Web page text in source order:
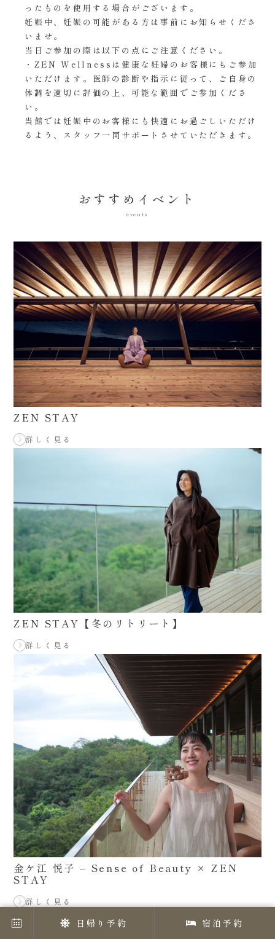
日帰り予約 宿泊予約
ったものを使用する場合がございます。
妊娠中、妊娠の可能がある方は事前にお知らせくださ
いませ。
当日ご参加の際は以下の点にご注意ください。
・ZEN Wellnessは健康な妊婦のお客様にもご参加
いただけます。医師の診断や指示に従って、ご自身の
体調を適切に評価の上、可能な範囲でご参加くださ
い。
当館では妊娠中のお客様にも快適にお過ごしいただけ
るよう、スタッフ一同サポートさせていただきます。
おすすめイベント
events
ZEN STAY
詳しく見る
ZEN STAY【冬のリトリート】
詳しく見る
金ケ江 悦子 – Sense of Beauty × ZEN
STAY
詳しく見る